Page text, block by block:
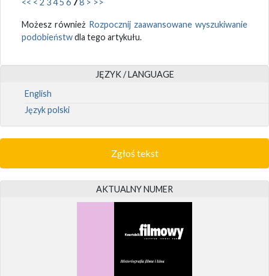
Możesz również Rozpocznij zaawansowane wyszukiwanie
podobieństwdla tego artykułu.
JĘZYK / LANGUAGE
English
Język polski
Zgłoś tekst
AKTUALNY NUMER